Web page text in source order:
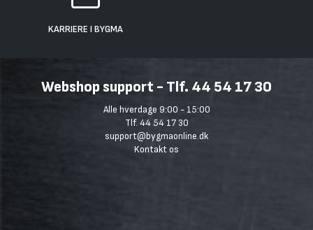
KARRIERE I BYGMA
Webshop support - Tlf. 44 54 17 30
Alle hverdage 9:00 - 15:00
Tlf. 44 54 17 30
support@bygmaonline.dk
Kontakt os